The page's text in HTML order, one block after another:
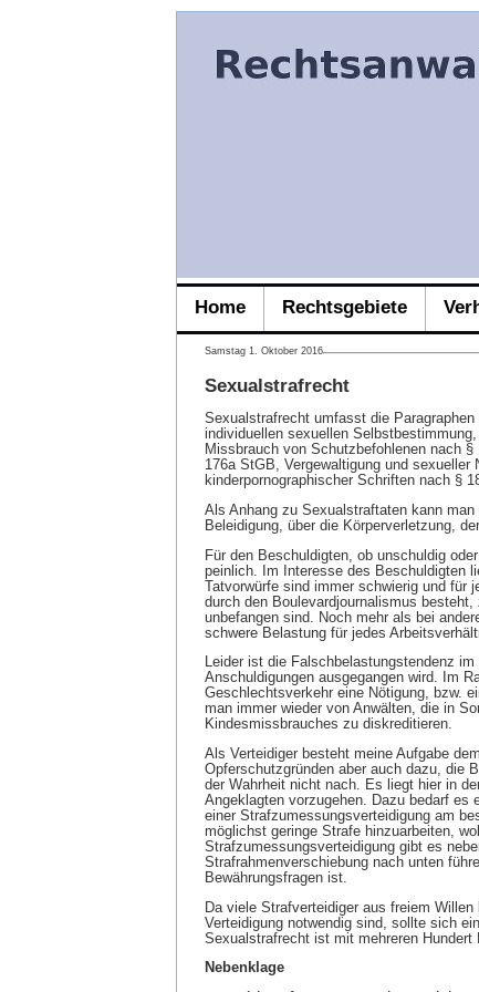
Home Rechtsgebiete
Samstag 1. Oktober 2016
Sexualstrafrecht
Sexualstrafrecht umfasst die
individuellen sexuellen
Missbrauch von Schutzbefohlenen nach
176a StGB, Vergewaltigung und
kinderpornographischer Schriften nach §
Als Anhang zu Sexualstraftaten kann
Beleidigung, über die Körperverletzung,
Für den Beschuldigten, ob unschuldig
peinlich. Im Interesse des Beschuldigten
Tatvorwürfe sind immer schwierig und für
durch den Boulevardjournalismus
unbefangen sind. Noch mehr als bei
schwere Belastung für jedes
Leider ist die Falschbelastungstendenz
Anschuldigungen ausgegangen wird. Im
Geschlechtsverkehr eine Nötigung, bzw.
man immer wieder von Anwälten, die in
Kindesmissbrauches zu diskreditieren.
Als Verteidiger besteht meine Aufgabe
Opferschutzgründen aber auch dazu, die
der Wahrheit nicht nach. Es liegt hier in
Angeklagten vorzugehen. Dazu bedarf es
einer Strafzumessungsverteidigung am
möglichst geringe Strafe hinzuarbeiten,
Strafzumessungsverteidigung gibt es
Strafrahmenverschiebung nach unten
Bewährungsfragen ist.
Da viele Strafverteidiger aus freiem
Verteidigung notwendig sind, sollte sich
Sexualstrafrecht ist mit mehreren Hundert
Nebenklage